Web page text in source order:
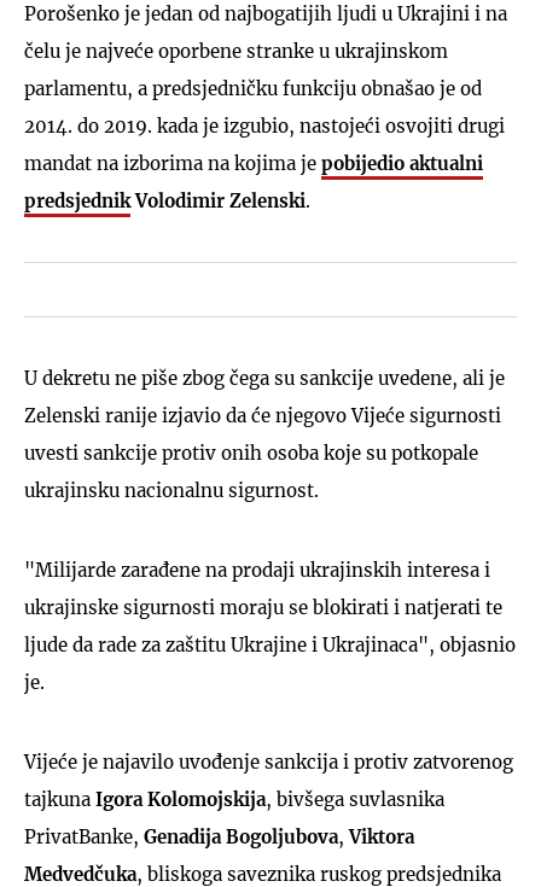
Porošenko je jedan od najbogatijih ljudi u Ukrajini i na
čelu je najveće oporbene stranke u ukrajinskom
parlamentu, a predsjedničku funkciju obnašao je od
2014. do 2019. kada je izgubio, nastojeći osvojiti drugi
mandat na izborima na kojima je pobijedio aktualni
predsjednik Volodimir Zelenski.
U dekretu ne piše zbog čega su sankcije uvedene, ali je
Zelenski ranije izjavio da će njegovo Vijeće sigurnosti
uvesti sankcije protiv onih osoba koje su potkopale
ukrajinsku nacionalnu sigurnost.
"Milijarde zarađene na prodaji ukrajinskih interesa i
ukrajinske sigurnosti moraju se blokirati i natjerati te
ljude da rade za zaštitu Ukrajine i Ukrajinaca", objasnio
je.
Vijeće je najavilo uvođenje sankcija i protiv zatvorenog
tajkuna Igora Kolomojskija, bivšega suvlasnika
PrivatBanke, Genadija Bogoljubova,Viktora
Medvedčuka, bliskoga saveznika ruskog predsjednika